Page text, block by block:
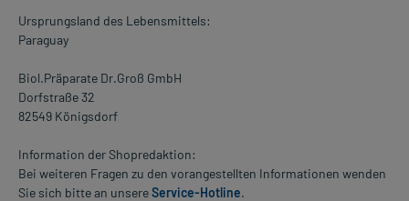
Ursprungsland des Lebensmittels:
Paraguay
Biol.Präparate Dr.Groß GmbH
Dorfstraße 32
82549 Königsdorf
Information der Shopredaktion:
Bei weiteren Fragen zu den vorangestellten Informationen wenden
Sie sich bitte an unsereService-Hotline.